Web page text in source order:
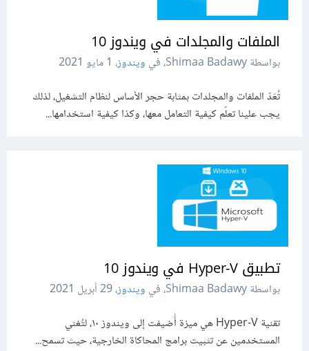
الملفات والمجلدات في ويندوز 10
بواسطة Shimaa Badawy، في ويندوز، 1 مايو 2021
تُعَدّ الملفات والمجلدات بمثابة حجر الأساس لنظام التشغيل، لذلك
يجب علينا تعلّم كيفية التعامل معها، وكذا كيفية استخدامها...
تطبيق Hyper-V في ويندوز 10
بواسطة Shimaa Badawy، في ويندوز،29 أبريل 2021
تقنية Hyper-V هي ميزة أُضيفت إلى ويندوز ١٠، لتُغني
المستخدمين عن تثبيت برامج المحاكاة الخارجية، حيث تسمح...